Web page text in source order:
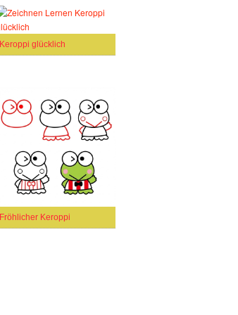
Keroppi glücklich
Fröhlicher Keroppi